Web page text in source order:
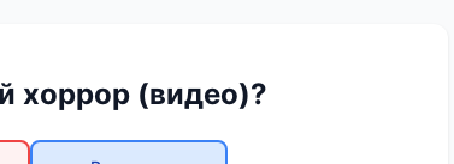
хоррор (видео)?